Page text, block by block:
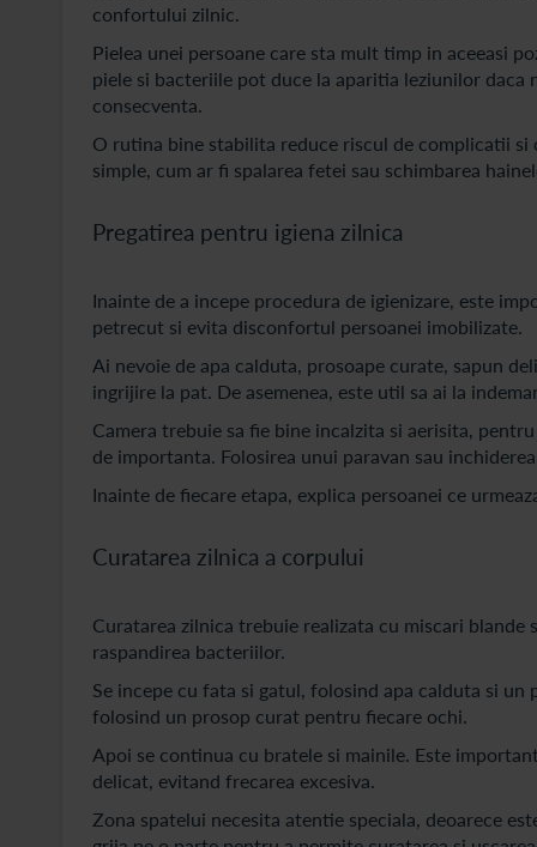
confortului zilnic.
Pielea unei persoane care sta mult timp in aceeasi
piele si bacteriile pot duce la aparitia leziunilor daca
consecventa.
O rutina bine stabilita reduce riscul de complicatii
simple, cum ar fi spalarea fetei sau schimbarea
Pregatirea pentru igiena zilnica
Inainte de a incepe procedura de igienizare, este
petrecut si evita disconfortul persoanei imobilizate.
Ai nevoie de apa calduta, prosoape curate, sapun
ingrijire la pat. De asemenea, este util sa ai la
Camera trebuie sa fie bine incalzita si aerisita,
de importanta. Folosirea unui paravan sau
Inainte de fiecare etapa, explica persoanei ce
Curatarea zilnica a corpului
Curatarea zilnica trebuie realizata cu miscari blande
raspandirea bacteriilor.
Se incepe cu fata si gatul, folosind apa calduta si
folosind un prosop curat pentru fiecare ochi.
Apoi se continua cu bratele si mainile. Este
delicat, evitand frecarea excesiva.
Zona spatelui necesita atentie speciala, deoarece